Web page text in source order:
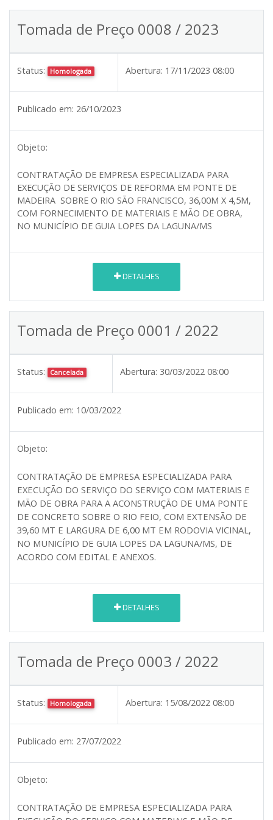
Tomada de Preço 0008 / 2023
Status: Homologada Abertura: 17/11/2023 08:00
Publicado em: 26/10/2023
Objeto:
CONTRATAÇÃO DE EMPRESA ESPECIALIZADA PARA
EXECUÇÃO DE SERVIÇOS DE REFORMA EM PONTE DE
MADEIRA SOBRE O RIO SÃO FRANCISCO, 36,00M X 4,5M,
COM FORNECIMENTO DE MATERIAIS E MÃO DE OBRA,
NO MUNICÍPIO DE GUIA LOPES DA LAGUNA/MS
DETALHES
Tomada de Preço 0001 / 2022
Status: Cancelada Abertura: 30/03/2022 08:00
Publicado em: 10/03/2022
Objeto:
CONTRATAÇÃO DE EMPRESA ESPECIALIZADA PARA
EXECUÇÃO DO SERVIÇO DO SERVIÇO COM MATERIAIS E
MÃO DE OBRA PARA A ACONSTRUÇÃO DE UMA PONTE
DE CONCRETO SOBRE O RIO FEIO, COM EXTENSÃO DE
39,60 MT E LARGURA DE 6,00 MT EM RODOVIA VICINAL,
NO MUNICÍPIO DE GUIA LOPES DA LAGUNA/MS, DE
ACORDO COM EDITAL E ANEXOS.
DETALHES
Tomada de Preço 0003 / 2022
Status: Homologada Abertura: 15/08/2022 08:00
Publicado em: 27/07/2022
Objeto:
CONTRATAÇÃO DE EMPRESA ESPECIALIZADA PARA